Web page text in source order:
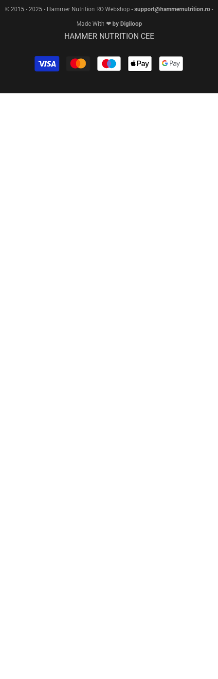
© 2015 - 2025 - Hammer Nutrition RO Webshop - support@hammernutrition.ro -
Made With ❤ by Digiloop
HAMMER NUTRITION CEE
Metode
de